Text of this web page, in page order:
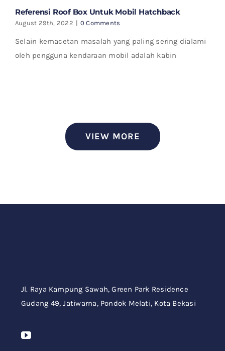
Referensi Roof Box Untuk Mobil Hatchback
August 29th, 2022 | 0 Comments
Selain kemacetan masalah yang paling sering dialami
oleh pengguna kendaraan mobil adalah kabin
VIEW MORE
Jl. Raya Kampung Sawah,Green Park Residence
Gudang 49,Jatiwarna, Pondok Melati, Kota Bekasi